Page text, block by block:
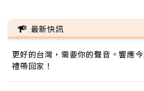
最新快訊
更好的台灣，需要你的聲音。響應
禮帶回家！